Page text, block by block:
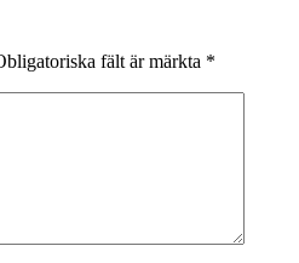
fält är märkta *